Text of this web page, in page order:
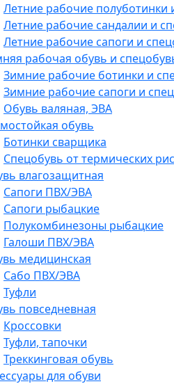
Летние рабочие полуботинки
Летние рабочие сандалии и
Летние рабочие сапоги и
рабочая обувь и
Зимние рабочие ботинки и
Зимние рабочие сапоги и
Обувь валяная, ЭВА
обувь
Ботинки сварщика
Спецобувь от термических
влагозащитная
Сапоги ПВХ/ЭВА
Сапоги рыбацкие
Полукомбинезоны рыбацкие
Галоши ПВХ/ЭВА
медицинская
Сабо ПВХ/ЭВА
Туфли
повседневная
Кроссовки
Туфли, тапочки
Треккинговая обувь
для обуви